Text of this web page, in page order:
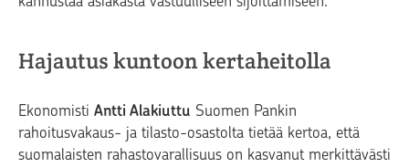
Hajautus kuntoon kertaheitolla
Ekonomisti Antti Alakiuttu Suomen Pankin
rahoitusvakaus- ja tilasto-osastolta tietää kertoa, että
suomalaisten rahastovarallisuus on kasvanut merkittävästi